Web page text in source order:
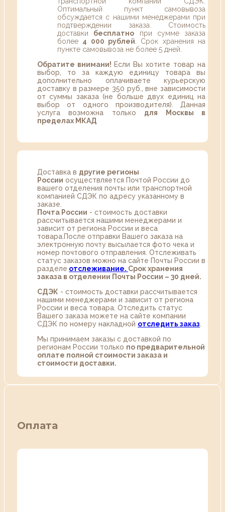
Оптимальный пункт самовывоза
обсуждается с нашими менеджерами при
подтверждении заказа. Стоимость
доставки бесплатно при сумме заказа
более 4 000 рублей . Срок хранения на
пункте самовывоза не более 5 дней.
Обратите внимани! Если Вы хотите товар на
выбор, то за каждую единицу товара вы
дополнительно оплачиваете курьерскую
доставку в размере 350 руб., вне зависимости
от суммы заказа (не больше двух единиц на
выбор от одного производителя). Данная
услуга возможна только для Москвы в
пределах МКАД
Доставка в другие регионы
России осуществляется Почтой России до
вашего отделения почты или транспортной
компанией СДЭК по адресу указанному в
заказе.
Почта России - стоимость доставки
рассчитывается нашими менеджерами и
зависит от региона России и веса
товара.После отправки Вашего заказа на
электронную почту высылается фото чека и
номер почтового отправления. Отслеживать
статус заказов можно на сайте Почты России в
разделе oтслеживание. Срок хранения
заказа в отделении Почты России – 30 дней.
СДЭК - стоимость доставки рассчитывается
нашими менеджерами и зависит от региона
России и веса товара. Отследить статус
Вашего заказа можете на сайте компании
СДЭК по номеру накладной отследить заказ
Мы принимаем заказы с доставкой по
регионам России только по предварительной
оплате полной стоимости заказа и
стоимости доставки.
Оплата